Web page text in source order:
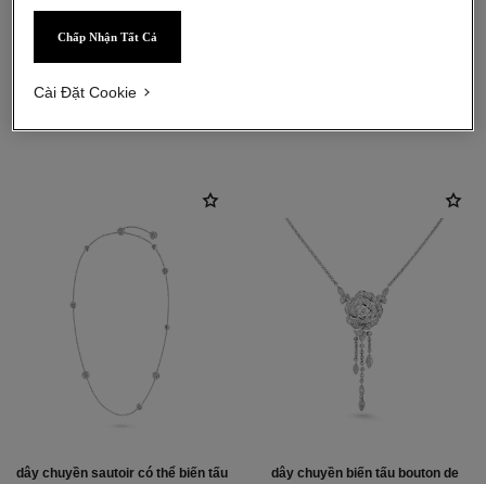
dây chuyền sautoir có thể biến tấu dây chuyền biến tấu bouton de
Chấp Nhận Tất Cả
Cài Đặt Cookie